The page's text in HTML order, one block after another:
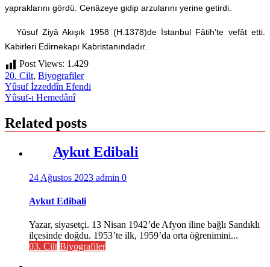
yapraklarını gördü. Cenâzeye gidip arzularını yerine getirdi.
Yûsuf Ziyâ Akışık 1958 (H.1378)de İstanbul Fâtih’te vefât etti.
Kabirleri Edirnekapı Kabristanındadır.
Post Views: 1.429
20. Cilt, Biyografiler
Yazı
gezinmesi
Yûsuf İzzeddîn Efendi
Yûsuf-ı Hemedânî
Related posts
Aykut Edibali
24 Ağustos 2023 admin 0
Aykut Edibali
Yazar, siyasetçi. 13 Nisan 1942’de Afyon iline bağlı Sandıklı
ilçesinde doğdu. 1953’te ilk, 1959’da orta öğrenimini...
03. Cilt Biyografiler